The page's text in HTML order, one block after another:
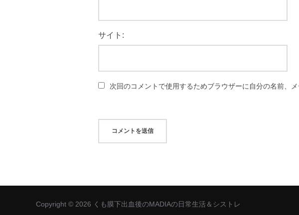
サイト:
次回のコメントで使用するためブラウザーに自分の名前、
Copyright © 2026 くも膜下出血後のMADIAの日常生活＆シストレ